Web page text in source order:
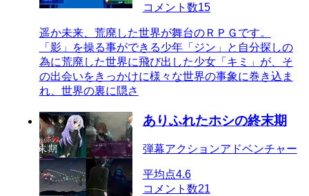
コメント数15
遥か未来、荒廃した世界が舞台のＲＰＧです。
「影」を操る事ができる少年「ジン」と自分探しの
為に荒廃した世界に飛び出した少女「キミ」が、そ
の出会いをきっかけに様々な世界の事象に巻き込ま
れ、世界の裏に隠さ
ありふれたホシの終末期
弾幕アクションアドベンチャー
平均点4.6
コメント数21